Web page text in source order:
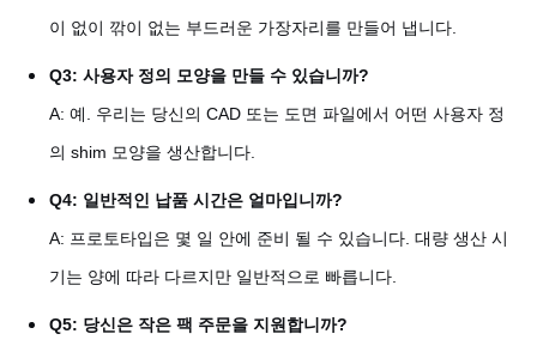
이 없이 깎이 없는 부드러운 가장자리를 만들어 냅니다.
Q3: 사용자 정의 모양을 만들 수 있습니까?
A: 예. 우리는 당신의 CAD 또는 도면 파일에서 어떤 사용자 정
의 shim 모양을 생산합니다.
Q4: 일반적인 납품 시간은 얼마입니까?
A: 프로토타입은 몇 일 안에 준비 될 수 있습니다. 대량 생산 시
기는 양에 따라 다르지만 일반적으로 빠릅니다.
Q5: 당신은 작은 팩 주문을 지원합니까?